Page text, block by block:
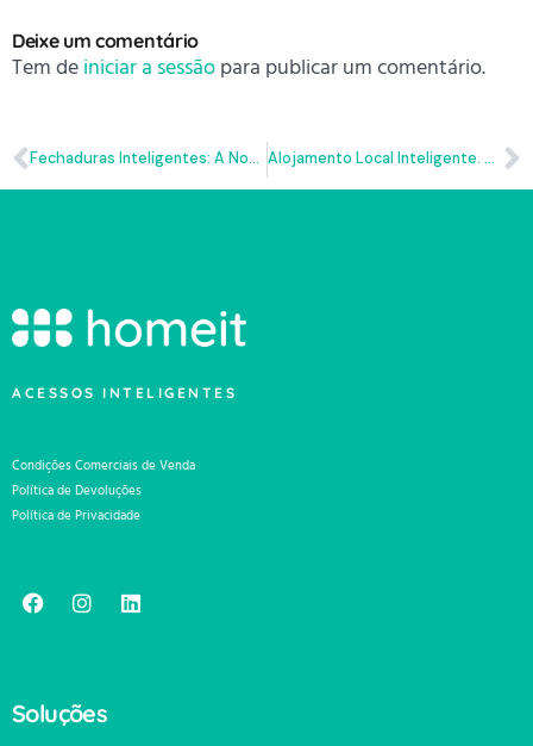
Deixe um comentário
Tem de iniciar a sessão para publicar um comentário.
Fechaduras Inteligentes: A Nova Forma De Vender Casas Alojamento Local Inteligente. Um must have para melhorar a experiência dos seus hóspedes
ACESSOS INTELIGENTES
Condições Comerciais de Venda
Política de Devoluções
Política de Privacidade
Soluções